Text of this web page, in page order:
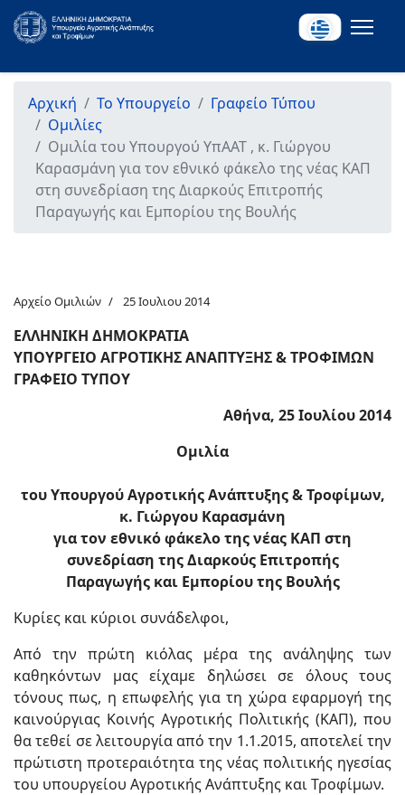
Αρχική Το Υπουργείο
Γραφείο Τύπου
Ομιλίες
Ομιλία του Υπουργού ΥπΑΑΤ , κ. Γιώργου
Καρασμάνη για τον εθνικό φάκελο της νέας ΚΑΠ
στη συνεδρίαση της Διαρκούς Επιτροπής
Παραγωγής και Εμπορίου της Βουλής
Αρχείο Ομιλιών 25 Ιουλιου 2014
ΕΛΛΗΝΙΚΗ ΔΗΜΟΚΡΑΤΙΑ
ΥΠΟΥΡΓΕΙΟ ΑΓΡΟΤΙΚΗΣ ΑΝΑΠΤΥΞΗΣ & ΤΡΟΦΙΜΩΝ
ΓΡΑΦΕΙΟ ΤΥΠΟΥ
Αθήνα, 25 Ιουλίου 2014
Ομιλία
του Υπουργού Αγροτικής Ανάπτυξης & Τροφίμων,
κ. Γιώργου Καρασμάνη
για τον εθνικό φάκελο της νέας ΚΑΠ στη
συνεδρίαση της Διαρκούς Επιτροπής
Παραγωγής και Εμπορίου της Βουλής
Kυρίες και κύριοι συνάδελφοι,
Από την πρώτη κιόλας μέρα της ανάληψης των
καθηκόντων μας είχαμε δηλώσει σε όλους τους
τόνους πως, η επωφελής για τη χώρα εφαρμογή της
καινούργιας Κοινής Αγροτικής Πολιτικής (ΚΑΠ), που
θα τεθεί σε λειτουργία από την 1.1.2015, αποτελεί την
πρώτιστη προτεραιότητα της νέας πολιτικής ηγεσίας
του υπουργείου Αγροτικής Ανάπτυξης και Τροφίμων.